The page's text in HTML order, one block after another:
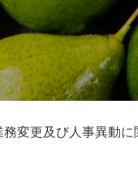
務変更及び人事異動